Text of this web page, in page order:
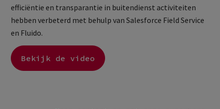
efficiëntie en transparantie in buitendienst activiteiten
hebben verbeterd met behulp van Salesforce Field Service
en Fluido.
Bekijk de video